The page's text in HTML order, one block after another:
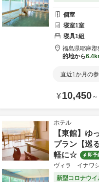
個室
寝室1室
寝具1組
福島県耶麻郡
的地から
直近1か月の
¥10,450～
ホテル
【東館】ゆ
プラン【巡
軽に☆
即予
ヴィラ イナワ
新型コロナウイ